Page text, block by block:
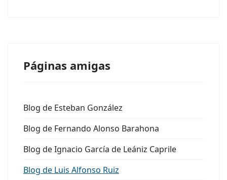
Páginas amigas
Blog de Esteban González
Blog de Fernando Alonso Barahona
Blog de Ignacio García de Leániz Caprile
Blog de Luis Alfonso Ruiz